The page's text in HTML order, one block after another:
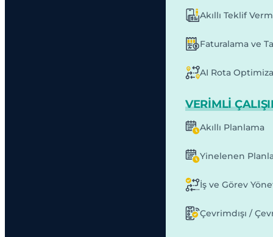
Akıllı Teklif
Faturalama ve
AI Rota
VERIMLI
Akıllı Planlama
Yinelenen
İş ve Görev
Çevrimdışı /